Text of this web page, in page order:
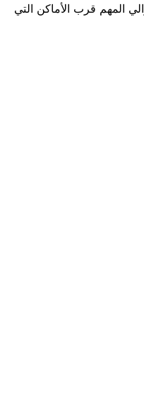
المهم قرب الأماكن التي